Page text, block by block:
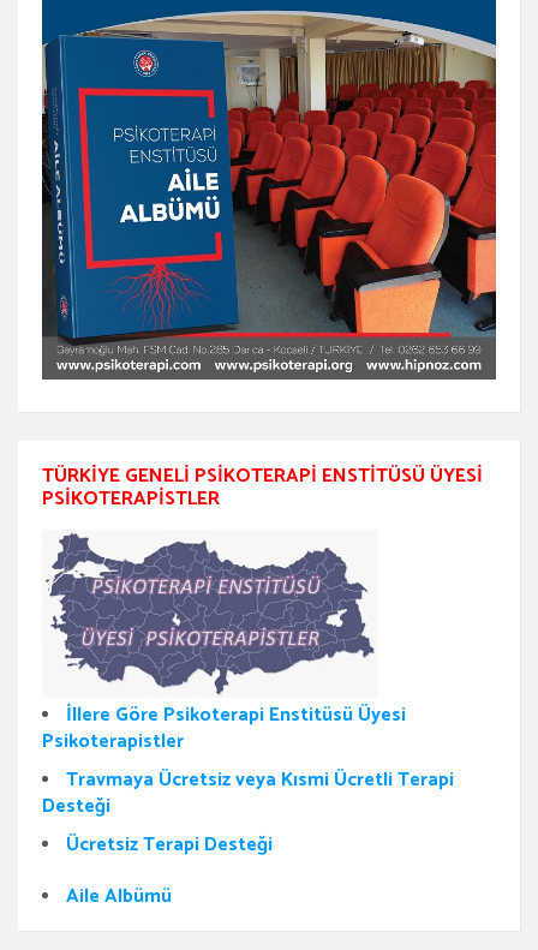
TÜRKIYE GENELI PSIKOTERAPI ENSTITÜSÜ ÜYESI
PSIKOTERAPISTLER
İllere Göre Psikoterapi Enstitüsü Üyesi
Psikoterapistler
Travmaya Ücretsiz veya Kısmi Ücretli Terapi
Desteği
Ücretsiz Terapi Desteği
Aile Albümü